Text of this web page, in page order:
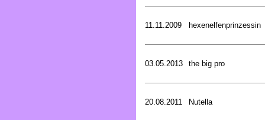
11.11.2009 hexenelfenprinzessin
03.05.2013 the big pro
20.08.2011 Nutella